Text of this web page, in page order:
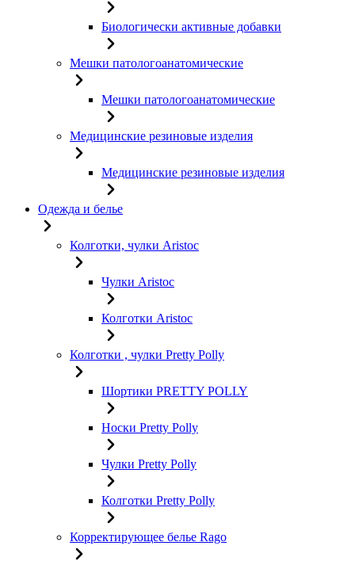
Биологически активные добавки
Мешки патологоанатомические
Мешки патологоанатомические
Медицинские резиновые изделия
Медицинские резиновые изделия
Одежда и белье
Колготки, чулки Aristoc
Чулки Aristoc
Колготки Aristoc
Колготки , чулки Pretty Polly
Шортики PRETTY POLLY
Носки Pretty Polly
Чулки Pretty Polly
Колготки Pretty Polly
Корректирующее белье Rago